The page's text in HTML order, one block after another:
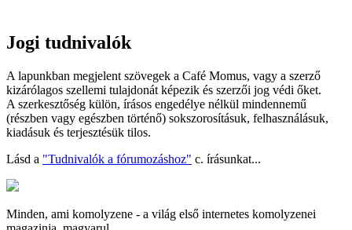
Jogi tudnivalók
A lapunkban megjelent szövegek a Café Momus, vagy a szerző
kizárólagos szellemi tulajdonát képezik és szerzői jog védi őket.
A szerkesztőség külön, írásos engedélye nélkül mindennemű
(részben vagy egészben történő) sokszorosításuk, felhasználásuk,
kiadásuk és terjesztésük tilos.
Lásd a "Tudnivalók a fórumozáshoz" c. írásunkat...
Minden, ami komolyzene - a világ első internetes komolyzenei